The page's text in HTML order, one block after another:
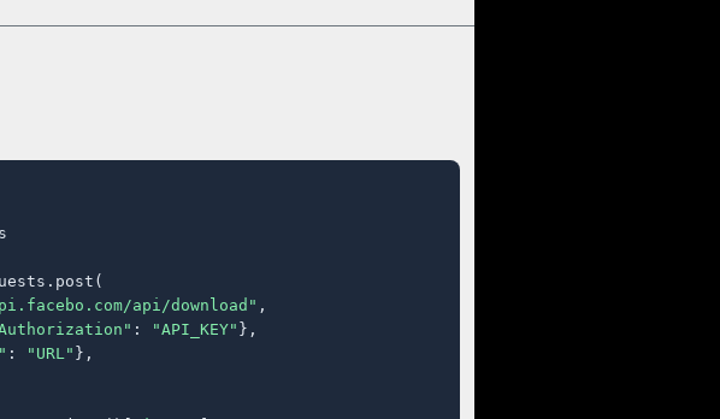
api/download" ,
: "API_KEY" },
: "URL" },